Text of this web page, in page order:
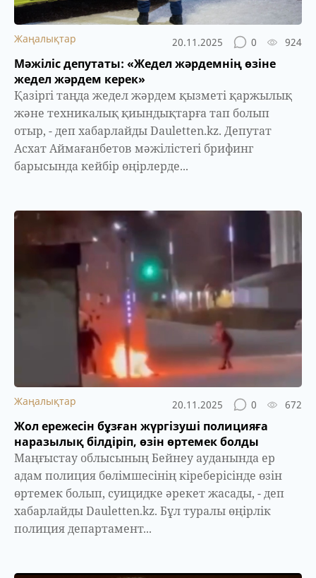
Жаңалықтар 20.11.2025 0 924
Мәжіліс депутаты: «Жедел жәрдемнің өзіне
жедел жәрдем керек»
Қазіргі таңда жедел жәрдем қызметі қаржылық
және техникалық қиындықтарға тап болып
отыр, - деп хабарлайды Dauletten.kz. Депутат
Асхат Аймағанбетов мәжілістегі брифинг
барысында кейбір өңірлерде...
Жаңалықтар 20.11.2025 0 672
Жол ережесін бұзған жүргізуші полицияға
наразылық білдіріп, өзін өртемек болды
Маңғыстау облысының Бейнеу ауданында ер
адам полиция бөлімшесінің кіреберісінде өзін
өртемек болып, суицидке әрекет жасады, - деп
хабарлайды Dauletten.kz. Бұл туралы өңірлік
полиция департамент...